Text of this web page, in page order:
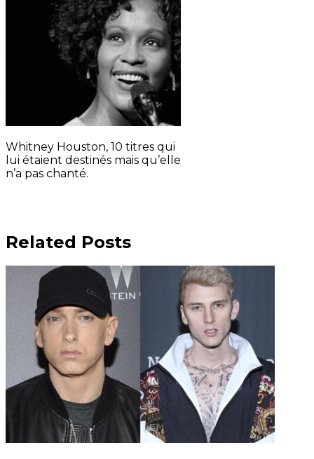
Whitney Houston, 10 titres qui
lui étaient destinés mais qu’elle
n’a pas chanté.
Related Posts